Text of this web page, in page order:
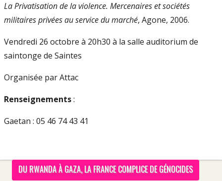
La Privatisation de la violence. Mercenaires et sociétés
militaires privées au service du marché, Agone, 2006.
Vendredi 26 octobre à 20h30 à la salle auditorium de
saintonge de Saintes
Organisée par Attac
Renseignements:
Gaetan : 05 46 74 43 41
DU RWANDA À GAZA, LA FRANCE COMPLICE DE GÉNOCIDES